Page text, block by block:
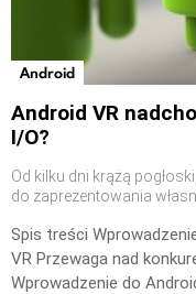
Android
Android VR
I/O?
Od kilku dni krążą
do zaprezentowania
Spis treści
VR Przewaga nad
Wprowadzenie do